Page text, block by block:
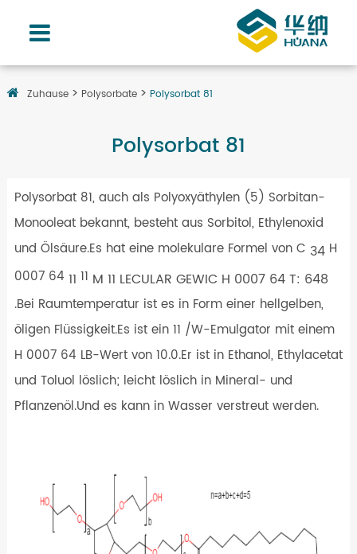
Zuhause Polysorbate Polysorbat 81
Polysorbat 81
Polysorbat 81, auch als Polyoxyäthylen (5) Sorbitan-
Monooleat bekannt, besteht aus Sorbitol, Ethylenoxid
und Ölsäure.Es hat eine molekulare Formel von C 34 H
0007 64 11 11 M 11 LECULAR GEWIC H 0007 64 T: 648
.Bei Raumtemperatur ist es in Form einer hellgelben,
öligen Flüssigkeit.Es ist ein 11 /W-Emulgator mit einem
H 0007 64 LB-Wert von 10.0.Er ist in Ethanol, Ethylacetat
und Toluol löslich; leicht löslich in Mineral- und
Pflanzenöl.Und es kann in Wasser verstreut werden.